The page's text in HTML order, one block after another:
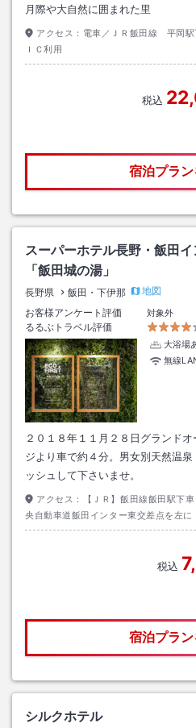
月際や大自然に囲まれた里
アクセス： 電車／ＪＲ飯田線 平岡
ＩＣ利用
税込
宿泊プラ
スーパーホテル長野・飯田
「飯田城の湯」
長野県 飯田・下伊那
地図
お客様アンケート評価
対象外
るるぶトラベル評価
大浴場
無線
２０１８年１１月２８日グランド
ジより車で約４分。男女別天然温
ッシュして下さいませ。
アクセス：
【ＪＲ】飯田線飯田駅下
央自動車道飯田インター東交差点を左
税込
宿泊プラ
シルクホテル